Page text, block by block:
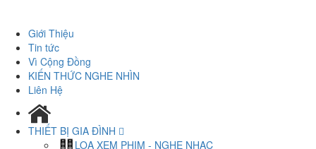
Giới Thiệu
Tin tức
Vì Cộng Đồng
KIẾN THỨC NGHE NHÌN
Liên Hệ
THIẾT BỊ GIA ĐÌNH
LOA XEM PHIM - NGHE NHẠC